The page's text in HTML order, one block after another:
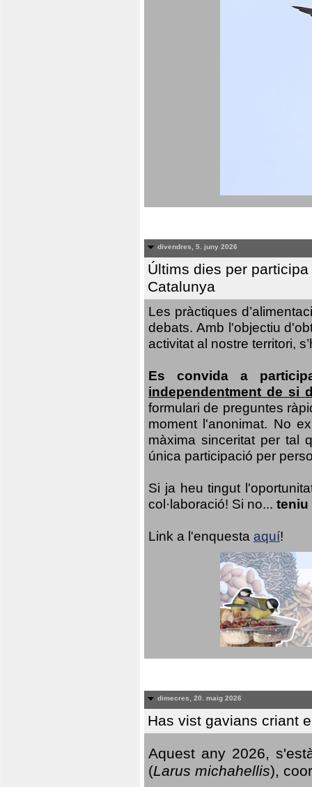
divendres, 5. juny 2026
Últims dies per
Catalunya
Les pràctiques
debats. Amb l'objectiu
activitat al nostre territori,
Es convida a
independentment de si
formulari de preguntes
moment l'anonimat. No
màxima sinceritat per tal
única participació per
Si ja heu tingut
col·laboració! Si no... teniu
Link a l'enquesta aquí!
dimecres, 20. maig 2026
Has vist gavians criant
Aquest any 2026,
(Larus michahellis),